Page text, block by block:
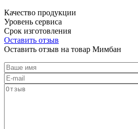
Качество продукции
Уровень сервиса
Срок изготовления
Оставить отзыв
Оставить отзыв на товар Мимбан